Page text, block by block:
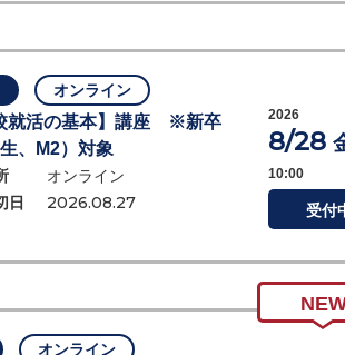
オンライン
就活の基本】講座 ※新卒
生、M2）対象
オンライン
日
2026.08.27
2026
8/28
10:00
受付
オンライン